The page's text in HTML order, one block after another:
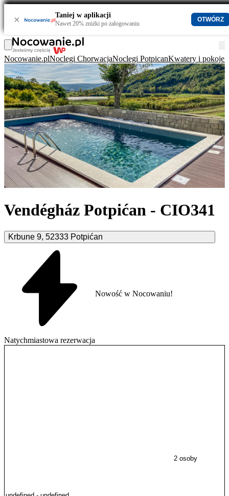
× Taniej w aplikacji
Nawet 20% zniżki po zalogowaniu
OTWÓRZ
Nocowanie.plNoclegi ChorwacjaNoclegi PotpicanKwatery i pokoje
Vendégház Potpićan - CIO341
Krbune 9, 52333 Potpićan
Natychmiastowa rezerwacja
Nowość w Nocowaniu!
2 osoby